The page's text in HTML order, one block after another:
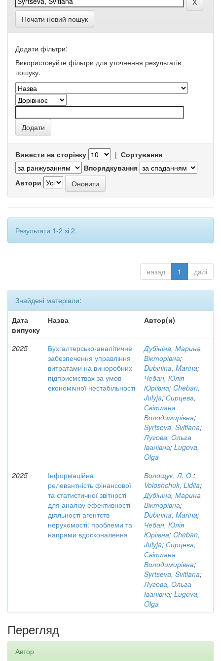
Почати новий пошук
Додати фільтри:
Використовуйте фільтри для уточнення результатів
пошуку.
Вивести на сторінку | Сортування
Впорядкування
Автори
Результати 1-2 зі 2.
назад 1 далі
Знайдені матеріали:
Дата
випуску
Назва Автор(и)
2025
Бухгалтерсько-аналітичне
забезпечення управління
витратами на виноробних
підприємствах за умов
економічної нестабільності
Дубініна, Марина
Вікторівна;
Dubіnіna, Marina;
Чебан, Юлія
Юріївна; Cheban,
Julyja; Сирцева,
Світлана
Володимирівна;
Syrtseva, Svitlana;
Лугова, Ольга
Іванівна; Lugova,
Olga
2025
Інформаційна
релевантність фінансової
та статистичної звітності
для аналізу ефективності
діяльності агентств
нерухомості: проблеми та
напрями вдосконалення
Волощук, Л. О.;
Voloshchuk, Lidiia;
Дубініна, Марина
Вікторівна;
Dubіnіna, Marina;
Чебан, Юлія
Юріївна; Cheban,
Julyja; Сирцева,
Світлана
Володимирівна;
Syrtseva, Svitlana;
Лугова, Ольга
Іванівна; Lugova,
Olga
Перегляд
Автор